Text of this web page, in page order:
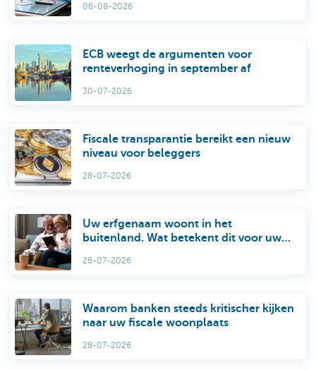
06-08-2026
ECB weegt de argumenten voor
renteverhoging in september af
30-07-2026
Fiscale transparantie bereikt een nieuw
niveau voor beleggers
28-07-2026
Uw erfgenaam woont in het
buitenland. Wat betekent dit voor uw
van uw nalatenschap?
28-07-2026
Waarom banken steeds kritischer kijken
naar uw fiscale woonplaats
28-07-2026